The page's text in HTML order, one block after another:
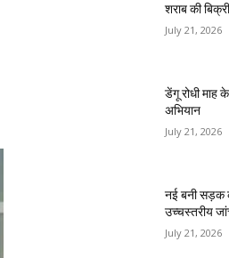
शराब की
July 21, 2026
डेंगू रोधी माह
अभियान
July 21, 2026
नई बनी सड़क
उच्चस्तरीय
July 21, 2026